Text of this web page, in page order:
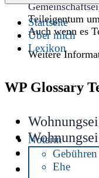
Startseite
Über mich
Lexikon
Notarin
Gebühren
Ehe
Teileigentum
Auch wenn es
Weitere
WP Glossary